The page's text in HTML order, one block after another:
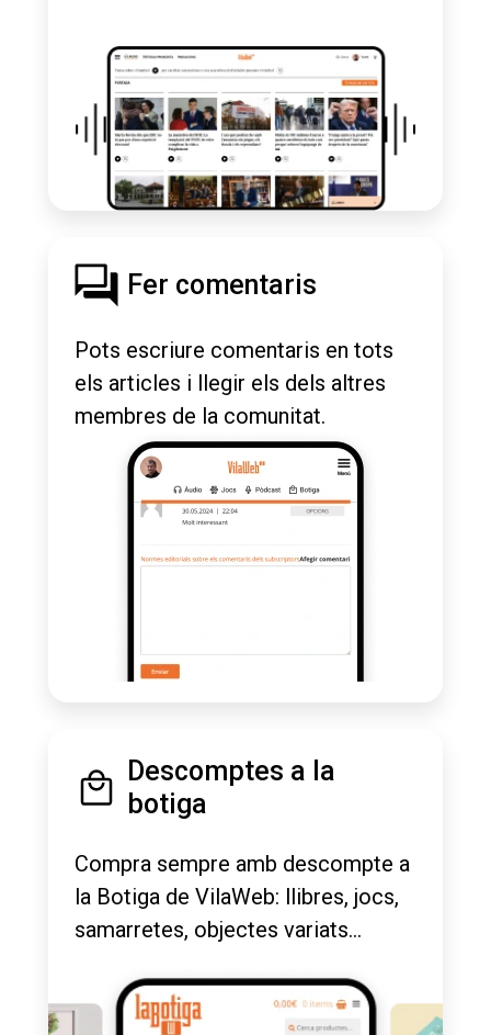
Fer comentaris
Pots escriure comentaris en tots
els articles i llegir els dels altres
membres de la comunitat.
Descomptes a la
botiga
Compra sempre amb descompte a
la Botiga de VilaWeb: llibres, jocs,
samarretes, objectes variats...